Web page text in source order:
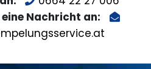
Nachricht an: